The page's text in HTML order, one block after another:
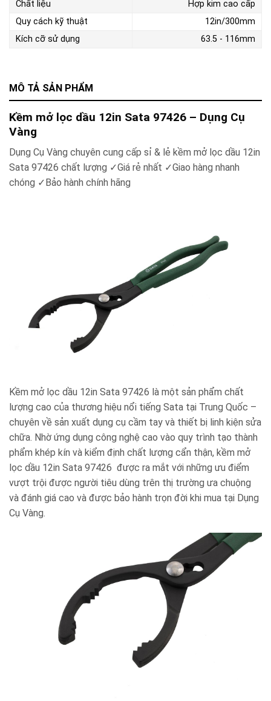
MÔ TẢ SẢN PHẨM
Kềm mở lọc dầu 12in Sata 97426 – Dụng Cụ
Vàng
Dụng Cụ Vàng chuyên cung cấp sỉ & lẻ kềm mở lọc dầu 12in
Sata 97426 chất lượng ✓Giá rẻ nhất ✓Giao hàng nhanh
chóng ✓Bảo hành chính hãng
Kềm mở lọc dầu 12in Sata 97426 là một sản phẩm chất
lượng cao của thương hiệu nổi tiếng Sata tại Trung Quốc –
chuyên về sản xuất dụng cụ cầm tay và thiết bị linh kiện sửa
chữa. Nhờ ứng dụng công nghệ cao vào quy trình tạo thành
phẩm khép kín và kiểm định chất lượng cẩn thận, kềm mở
lọc dầu 12in Sata 97426 được ra mắt với những ưu điểm
vượt trội được người tiêu dùng trên thị trường ưa chuộng
và đánh giá cao và được bảo hành trọn đời khi mua tại Dụng
Cụ Vàng.
Chất liệu
Hợp kim cao cấp
Quy cách kỹ thuật
12in/300mm
Kích cỡ sử dụng
63.5 - 116mm